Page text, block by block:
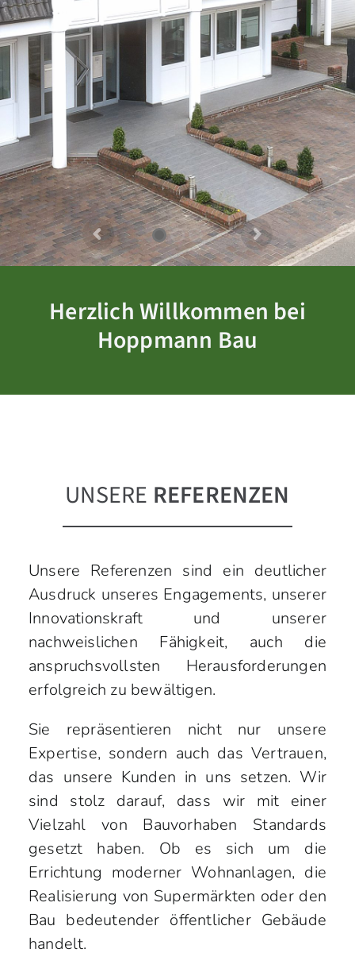
Herzlich Willkommen bei
Hoppmann Bau
UNSERE REFERENZEN
Unsere Referenzen sind ein deutlicher
Ausdruck unseres Engagements, unserer
Innovationskraft und unserer
nachweislichen Fähigkeit, auch die
anspruchsvollsten Herausforderungen
erfolgreich zu bewältigen.
Sie repräsentieren nicht nur unsere
Expertise, sondern auch das Vertrauen,
das unsere Kunden in uns setzen. Wir
sind stolz darauf, dass wir mit einer
Vielzahl von Bauvorhaben Standards
gesetzt haben. Ob es sich um die
Errichtung moderner Wohnanlagen, die
Realisierung von Supermärkten oder den
Bau bedeutender öffentlicher Gebäude
handelt.